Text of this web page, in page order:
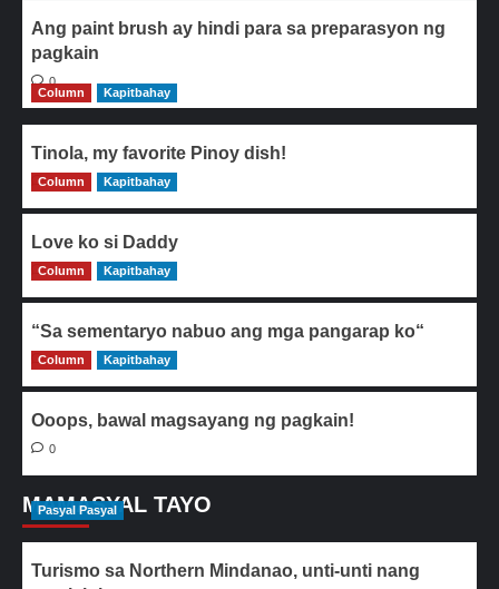
Ang paint brush ay hindi para sa preparasyon ng
pagkain
0
Column
Kapitbahay
Tinola, my favorite Pinoy dish!
0
Column Kapitbahay
Love ko si Daddy
0
Column Kapitbahay
“Sa sementaryo nabuo ang mga pangarap ko“
0
Column Kapitbahay
Ooops, bawal magsayang ng pagkain!
0
MAMASYAL TAYO
Pasyal Pasyal
Turismo sa Northern Mindanao, unti-unti nang